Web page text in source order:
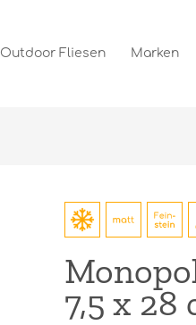
Outdoor Fliesen Marken
7,5 x 28